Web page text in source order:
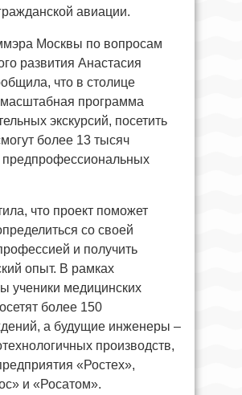
авиации.
Москвы по вопросам
развития Анастасия
что в столице
программа
экскурсий, посетить
более 13 тысяч
что проект поможет
со своей
и получить
опыт. В рамках
ученики медицинских
более 150
а будущие инженеры –
производств,
«Ростех»,
и «Росатом».